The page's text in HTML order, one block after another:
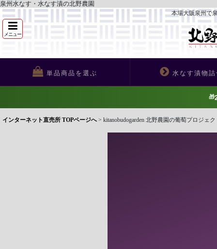
泉州水なす・水なす漬の北野農園
本場大阪泉州で
メニュー
単品商品を選ぶ 水なす漬物
🎁
インターネット直売所 TOPページへ > kitanobudogarden 北野農園の葡萄プロジェク